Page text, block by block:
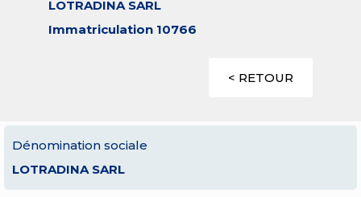
LOTRADINA SARL
Immatriculation 10766
< RETOUR
Dénomination sociale
LOTRADINA SARL